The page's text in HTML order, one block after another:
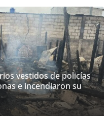
vestidos de policías
e incendiaron su